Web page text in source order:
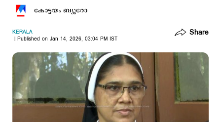
കോട്ടയം ബ്യൂറോ
KERALA
Published on Jan 14, 2026, 03:04 PM IST
Share